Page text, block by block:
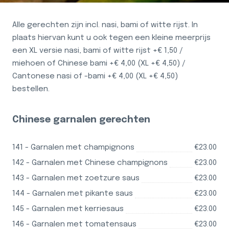
Alle gerechten zijn incl. nasi, bami of witte rijst. In
plaats hiervan kunt u ook tegen een kleine meerprijs
een XL versie nasi, bami of witte rijst +€ 1,50 /
miehoen of Chinese bami +€ 4,00 (XL +€ 4,50) /
Cantonese nasi of -bami +€ 4,00 (XL +€ 4,50)
bestellen.
Chinese garnalen gerechten
141 - Garnalen met champignons
€23.00
142 - Garnalen met Chinese champignons
€23.00
143 - Garnalen met zoetzure saus
€23.00
144 - Garnalen met pikante saus
€23.00
145 - Garnalen met kerriesaus
€23.00
146 - Garnalen met tomatensaus
€23.00